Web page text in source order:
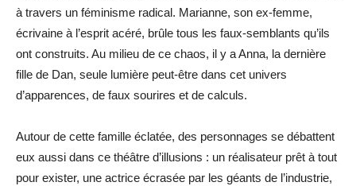
à travers un féminisme radical. Marianne, son ex-femme,
écrivaine à l’esprit acéré, brûle tous les faux-semblants qu’ils
ont construits. Au milieu de ce chaos, il y aAnna, la dernière
fille de Dan, seule lumière peut-être dans cet univers
d’apparences, de faux sourires et de calculs.
Autour de cette famille éclatée, des personnages se débattent
eux aussi dans ce théâtre d’illusions : un réalisateur prêt à tout
pour exister, une actrice écrasée par les géants de l’industrie,